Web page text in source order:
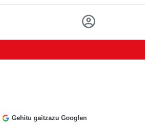
Gehitu gaitzazu Googlen